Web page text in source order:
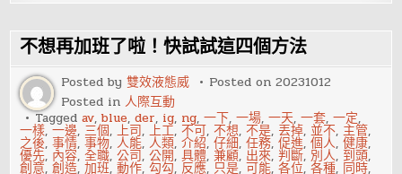
字
看
一
個
人
的
性
格
和
能
力
不想再加班了啦！快試試這四個方法
Posted by雙效液態威 Posted on20231012
Posted in人際互動
Taggedav,blue,der, ig, ng,一下,一場,一天,一套,一定,
一樣,一邊, 三個,上司,上工,不可,不想,不是, 丟掉,並不,主管,
之後,事情,事物,人能,人類,介紹,仔細,任務,促進,個人,健康,
優先, 內容,全職,公司,公開,具體,兼顧, 出來,判斷, 別人, 到頭,
創意,創造,加班,動作,勾勾, 反應, 只是,可能,各位,各種, 同時,